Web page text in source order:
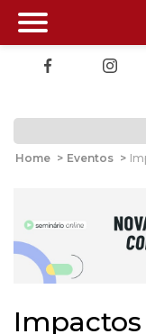
Home > Eventos >